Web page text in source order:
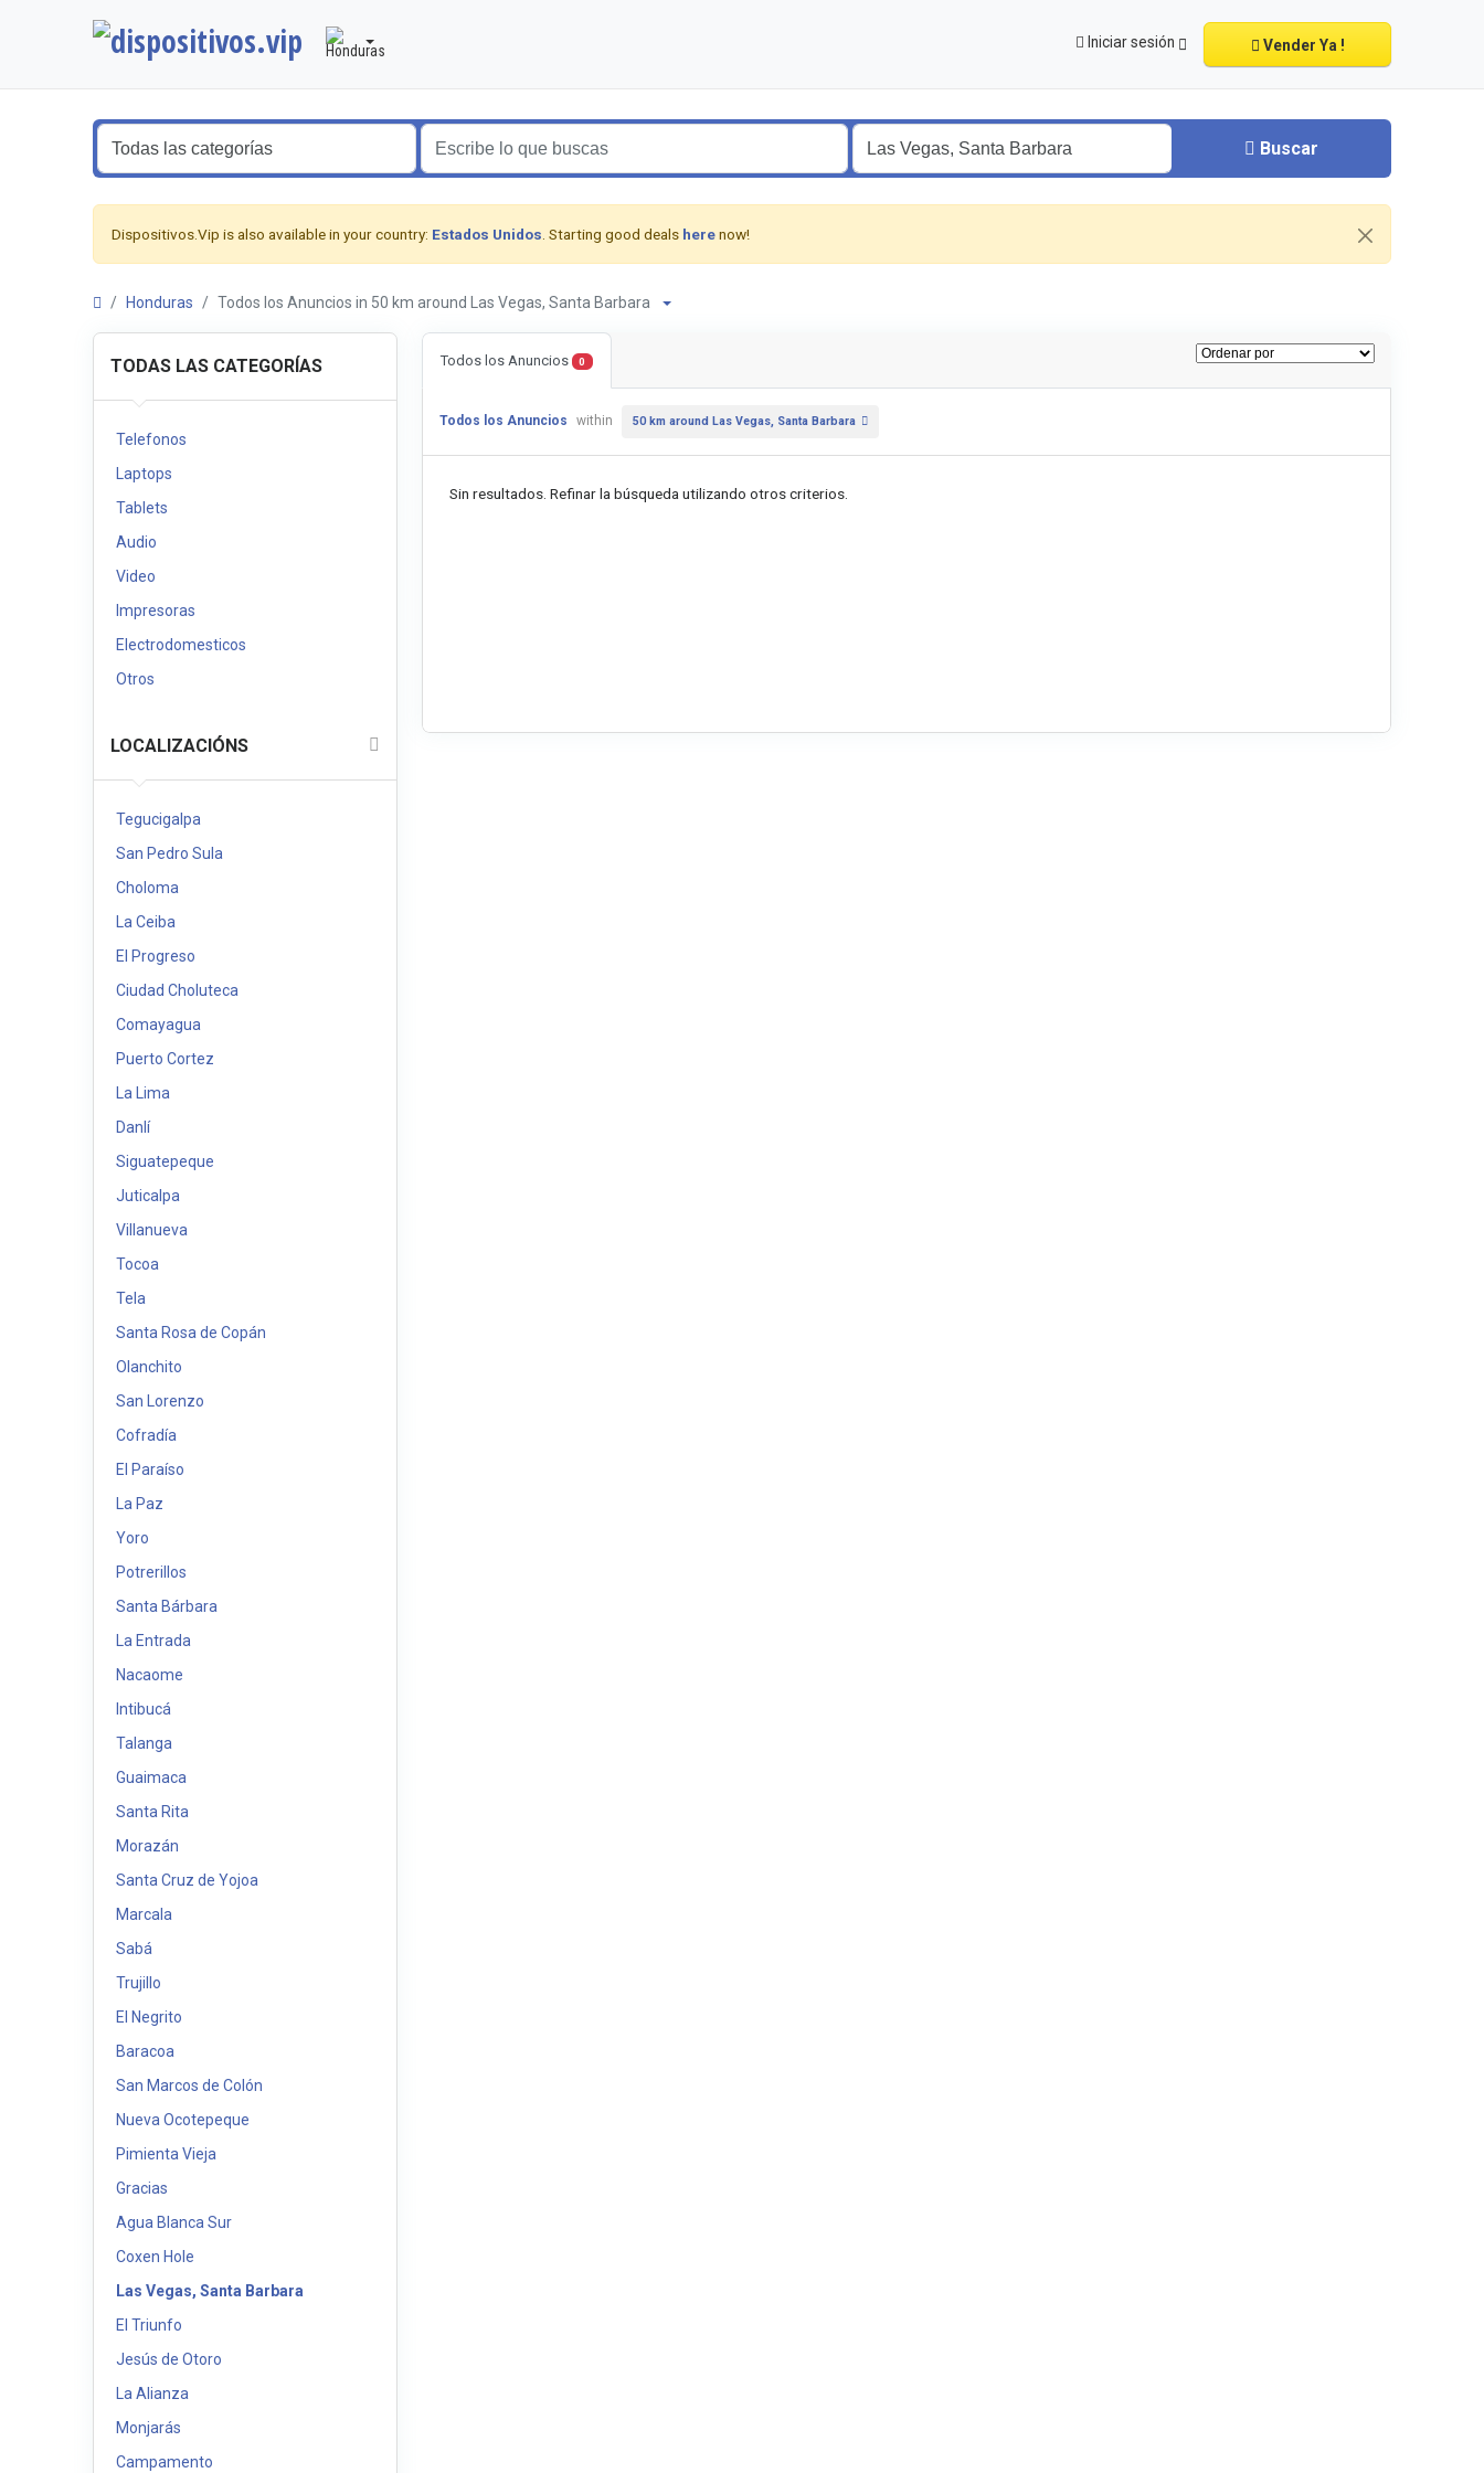
Iniciar sesión Vender Ya !
Buscar
Dispositivos.Vip is also available in your country: Estados Unidos . Starting good deals herenow!
Honduras Todos los Anuncios in 50 km around Las Vegas, Santa Barbara
TODAS LAS CATEGORÍAS
Telefonos
Laptops
Tablets
Audio
Video
Impresoras
Electrodomesticos
Otros
LOCALIZACIÓNS
Tegucigalpa
San Pedro Sula
Choloma
La Ceiba
El Progreso
Ciudad Choluteca
Comayagua
Puerto Cortez
La Lima
Danlí
Siguatepeque
Juticalpa
Villanueva
Tocoa
Tela
Santa Rosa de Copán
Olanchito
San Lorenzo
Cofradía
El Paraíso
La Paz
Yoro
Potrerillos
Santa Bárbara
La Entrada
Nacaome
Intibucá
Talanga
Guaimaca
Santa Rita
Morazán
Santa Cruz de Yojoa
Marcala
Sabá
Trujillo
El Negrito
Baracoa
San Marcos de Colón
Nueva Ocotepeque
Pimienta Vieja
Gracias
Agua Blanca Sur
Coxen Hole
Las Vegas, Santa Barbara
El Triunfo
Jesús de Otoro
La Alianza
Monjarás
Campamento
Todos los Anuncios 0
Todos los Anuncios within 50 km around Las Vegas, Santa Barbara
Sin resultados. Refinar la búsqueda utilizando otros criterios.